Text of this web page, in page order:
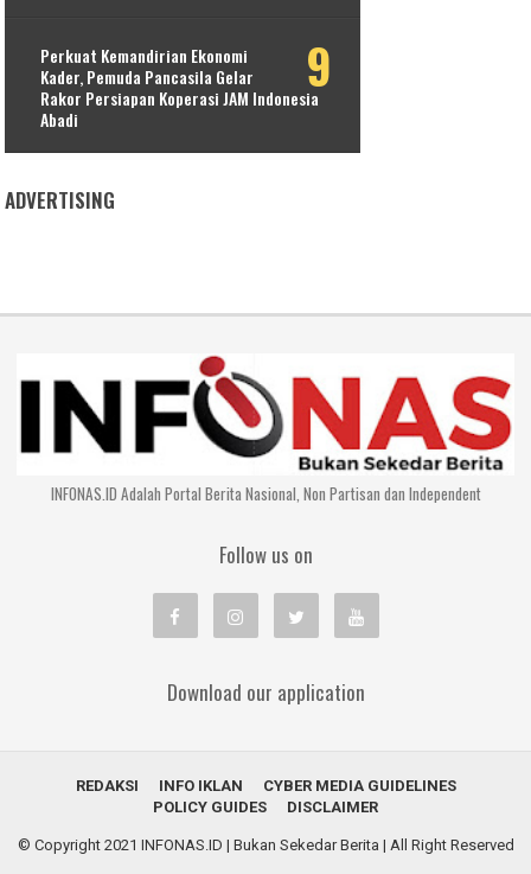
Perkuat Kemandirian Ekonomi
Kader, Pemuda Pancasila Gelar
Rakor Persiapan Koperasi JAM Indonesia
Abadi
ADVERTISING
INFONAS.ID Adalah Portal Berita Nasional, Non Partisan dan Independent
Follow us on
Download our application
REDAKSI INFO IKLAN
CYBER MEDIA GUIDELINES
POLICY GUIDES
DISCLAIMER
© Copyright 2021 INFONAS.ID | Bukan Sekedar Berita | All Right Reserved